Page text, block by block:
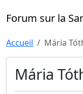
Forum sur la
Accueil Mária
Mária